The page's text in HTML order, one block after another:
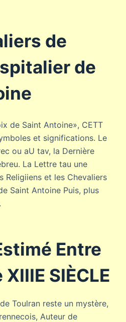
de
de
de Saint Antoine», CETT
et significations. Le
ou aU tav, la Dernière
La Lettre tau une
Religiiens et les Chevaliers
Saint Antoine Puis, plus
Entre
SIÈCLE
Toulran reste un mystère,
Auteur de